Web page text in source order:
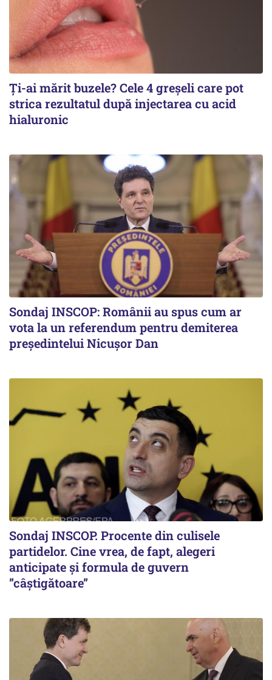
Ți-ai mărit buzele? Cele 4 greșeli care pot
strica rezultatul după injectarea cu acid
hialuronic
Sondaj INSCOP: Românii au spus cum ar
vota la un referendum pentru demiterea
președintelui Nicușor Dan
Sondaj INSCOP. Procente din culisele
partidelor. Cine vrea, de fapt, alegeri
anticipate și formula de guvern
”câștigătoare”